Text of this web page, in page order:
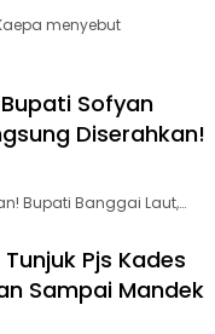
menyebut
Sofyan
Diserahkan!
Bupati Banggai Laut,…
Pjs Kades
Sampai Mandek